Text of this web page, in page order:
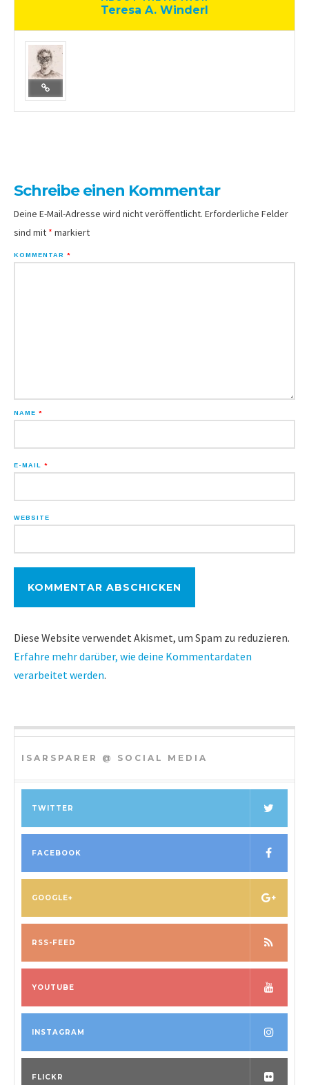
Teresa A. Winderl
Schreibe einen Kommentar
Deine E-Mail-Adresse wird nicht veröffentlicht. Erforderliche Felder
sind mit * markiert
KOMMENTAR *
NAME *
E-MAIL *
WEBSITE
Diese Website verwendet Akismet, um Spam zu reduzieren.
Erfahre mehr darüber, wie deine Kommentardaten
verarbeitet werden.
ISARSPARER @ SOCIAL MEDIA
TWITTER
FACEBOOK
GOOGLE+
RSS-FEED
YOUTUBE
INSTAGRAM
FLICKR